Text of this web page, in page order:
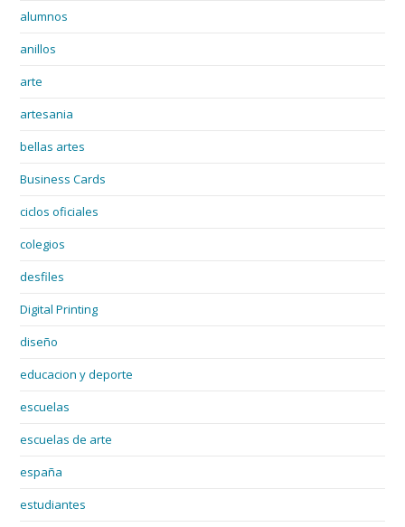
alumnos
anillos
arte
artesania
bellas artes
Business Cards
ciclos oficiales
colegios
desfiles
Digital Printing
diseño
educacion y deporte
escuelas
escuelas de arte
españa
estudiantes